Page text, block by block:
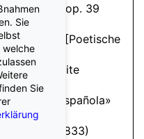
3 cis-Moll op. 39
poeticos» [Poetische
Klaviersuite
«Suite española»
3) (1886)
op. 19 (1833)
Sie
welche
Sie